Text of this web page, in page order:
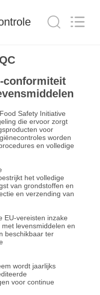
conformiteit
Safety Initiative
die ervoor zorgt
voor
worden
en volledige
het volledige
van grondstoffen en
en verzending van
EU-vereisten inzake
levensmiddelen en
beschikbaar ter
wordt jaarlijks
voor continue